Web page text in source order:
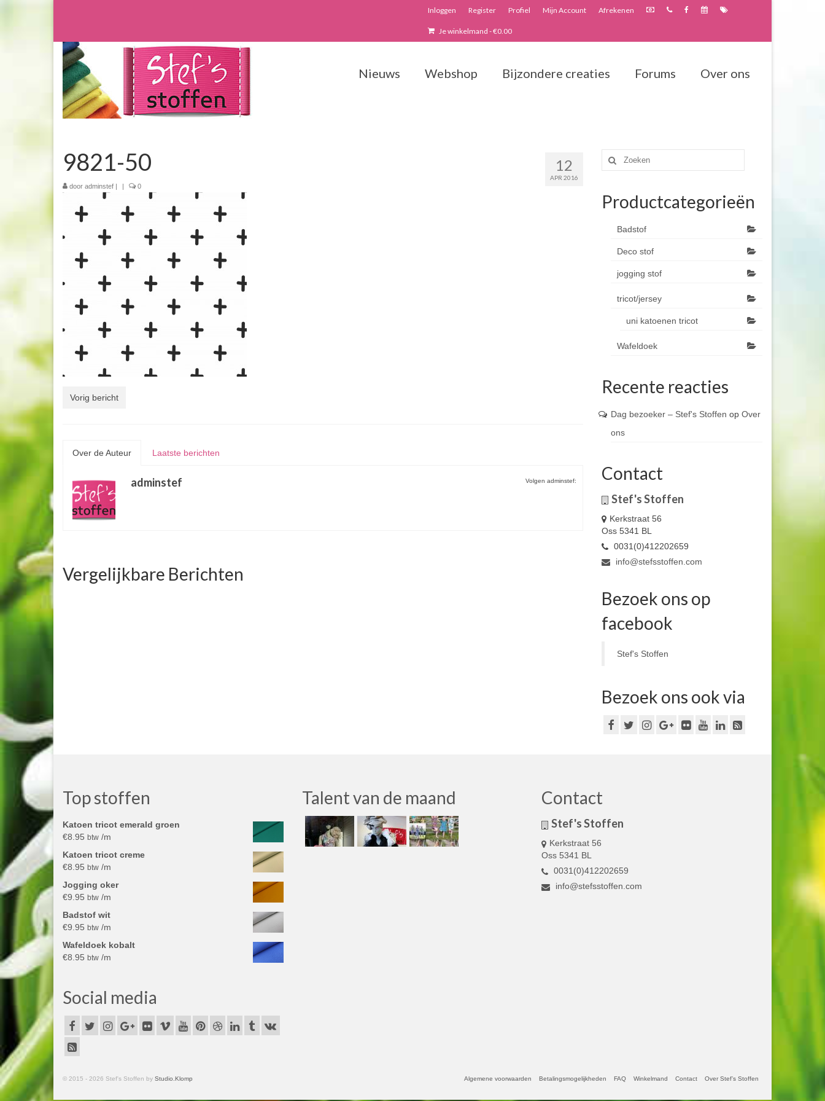
Inloggen Register Profiel Mijn Account Afrekenen
Je winkelmand -€0.00
Nieuws Webshop Bijzondere creaties Forums Over ons
12
APR 2016
9821-50
door adminstef | | 0
Vorig bericht
Over de Auteur Laatste berichten
Volgen adminstef:
adminstef
Vergelijkbare Berichten
Zoeken
naar:
Productcategorieën
Badstof
Deco stof
jogging stof
tricot/jersey
uni katoenen tricot
Wafeldoek
Recente reacties
Dag bezoeker – Stef's Stoffen op Over
ons
Contact
Stef's Stoffen
Kerkstraat 56
Oss 5341 BL
0031(0)412202659
info@stefsstoffen.com
Bezoek ons op
facebook
Stef's Stoffen
Bezoek ons ook via
Top stoffen
Katoen tricot emerald groen
€8.95 btw /m
Katoen tricot creme
€8.95 btw /m
Jogging oker
€9.95 btw /m
Badstof wit
€9.95 btw /m
Wafeldoek kobalt
€8.95 btw /m
Social media
Talent van de maand Contact
Stef's Stoffen
Kerkstraat 56
Oss 5341 BL
0031(0)412202659
info@stefsstoffen.com
Algemene voorwaarden Betalingsmogelijkheden FAQ Winkelmand Contact Over Stef’s Stoffen
© 2015 - 2026 Stef's Stoffen by Studio.Klomp